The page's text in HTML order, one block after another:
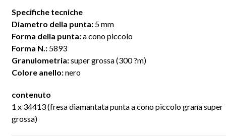
Specifiche tecniche
Diametro della punta: 5 mm
Forma della punta:a cono piccolo
Forma N.: 5893
Granulometria:super grossa (300?m)
Colore anello:nero
contenuto
1 x 34413 (fresa diamantata punta a cono piccolo grana super
grossa)